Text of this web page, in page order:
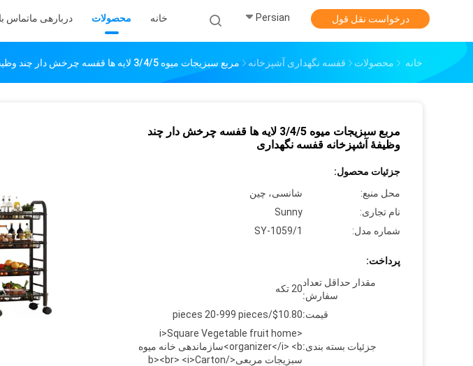
خانه محصولات دربارهی ماتماس Persian درخواست نقل قول
خانه محصولات قفسه نگهداری آشپزخانه مربع سبزیجات میوه 3/4/5 لایه ها قفسه چرخش دار چند وظیفۀ آشپزخانه قفسه نگهداری
مربع سبزیجات میوه 3/4/5 لایه ها قفسه چرخش دار چند
وظیفۀ آشپزخانه قفسه نگهداری
جزئیات محصول:
محل منبع:
شانسی، چین
نام تجاری:
Sunny
شماره مدل:
SY-1059/1
پرداخت:
مقدار حداقل تعداد
سفارش:
20 تکه
قیمت:$10.80/pieces 20-999 pieces
جزئیات بسته بندی:
<i>Square Vegetable fruit home
organizer</i> <b>سازماندهی خانه میوه
سبزیجات مربعی</b><br> <i>Carton